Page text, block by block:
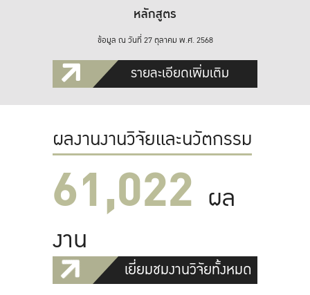
หลักสูตร
ข้อมูล ณ วันที่ 27 ตุลาคม พ.ศ. 2568
รายละเอียดเพิ่มเติม
ผลงานงานวิจัยและนวัตกรรม
61,022 ผล
งาน
เยี่ยมชมงานวิจัยทั้งหมด